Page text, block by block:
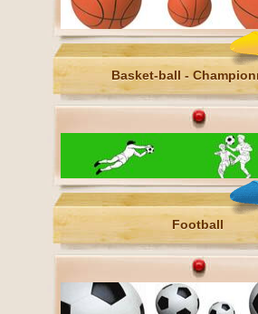
Basket-ball -
Football